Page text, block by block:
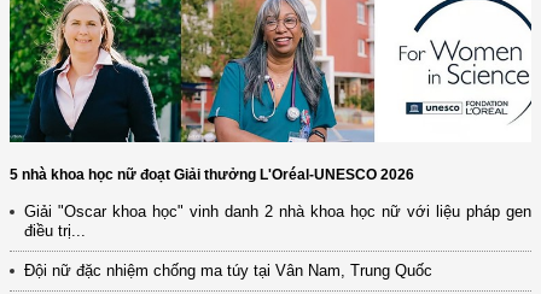
5 nhà khoa học nữ đoạt Giải thưởng L'Oréal-UNESCO 2026
Giải "Oscar khoa học" vinh danh 2 nhà khoa học nữ với liệu pháp gen
điều trị...
Đội nữ đặc nhiệm chống ma túy tại Vân Nam, Trung Quốc